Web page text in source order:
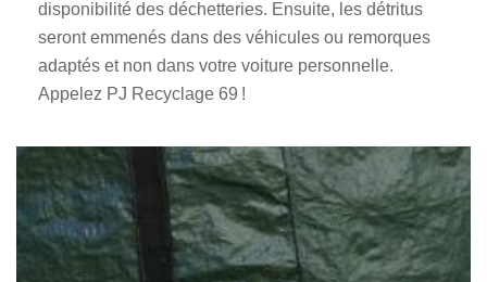
disponibilité des déchetteries. Ensuite, les détritus
seront emmenés dans des véhicules ou remorques
adaptés et non dans votre voiture personnelle.
Appelez PJ Recyclage 69 !